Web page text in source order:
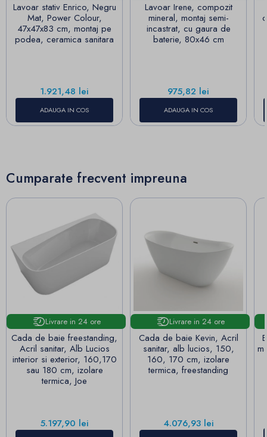
Lavoar stativ Enrico, Negru
Mat, Power Colour,
47x47x83 cm, montaj pe
podea, ceramica sanitara
Pret
1.921,48 lei
ADAUGA IN COS
Lavoar Irene, compozit
mineral, montaj semi-
incastrat, cu gaura de
baterie, 80x46 cm
Pret
975,82 lei
ADAUGA IN COS
Cumparate frecvent impreuna
Livrare in 24 ore
Cada de baie freestanding,
Acril sanitar, Alb Lucios
interior si exterior, 160,170
sau 180 cm, izolare
termica, Joe
Pret
5.197,90 lei
Livrare in 24 ore
Cada de baie Kevin, Acril
sanitar, alb lucios, 150,
160, 170 cm, izolare
termica, freestanding
Pret
4.076,93 lei